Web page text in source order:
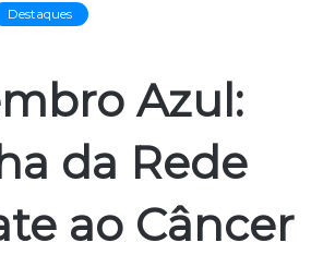
Destaques
Azul:
da Rede
ao Câncer